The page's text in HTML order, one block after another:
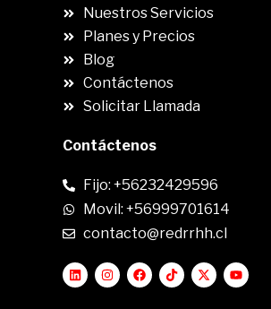
Nuestros Servicios
Planes y Precios
Blog
Contáctenos
Solicitar Llamada
Contáctenos
Fijo: +56232429596
Movil: +56999701614
contacto@redrrhh.cl